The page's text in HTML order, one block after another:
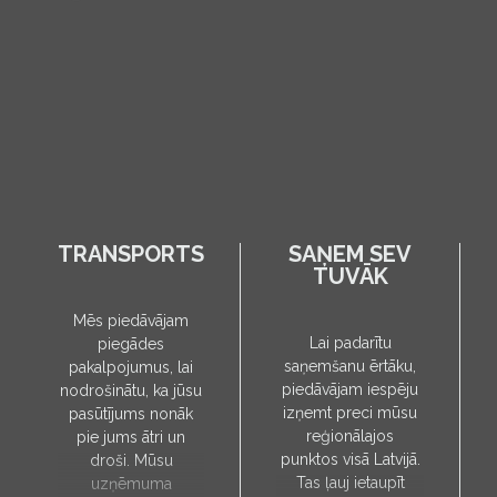
TRANSPORTS
Mēs piedāvājam
piegādes
pakalpojumus, lai
nodrošinātu, ka jūsu
pasūtījums nonāk
pie jums ātri un
droši. Mūsu
uzņēmuma
SAŅEM SEV
TUVĀK
Lai padarītu
saņemšanu ērtāku,
piedāvājam iespēju
izņemt preci mūsu
reģionālajos
punktos visā Latvijā.
Tas ļauj ietaupīt